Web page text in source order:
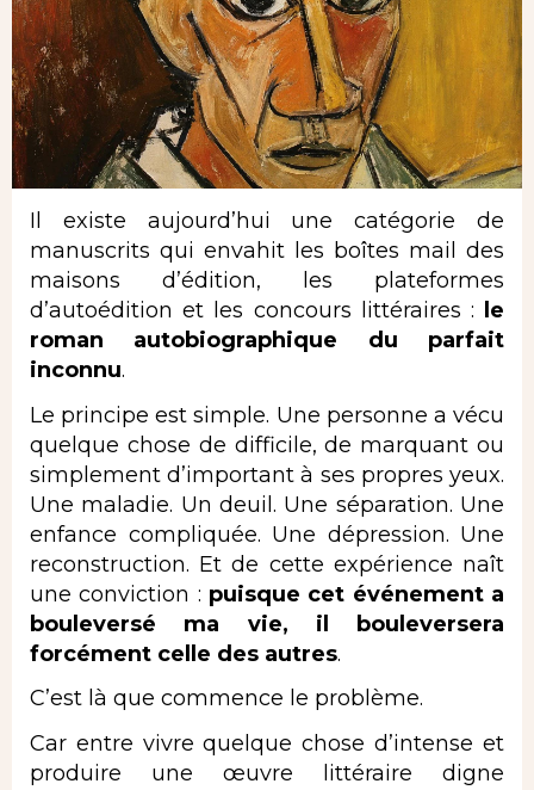
Il existe aujourd’hui une catégorie de
manuscrits qui envahit les boîtes mail des
maisons d’édition, les plateformes
d’autoédition et les concours littéraires :
le
roman autobiographique du parfait
inconnu.
Le principe est simple. Une personne a vécu
quelque chose de difficile, de marquant ou
simplement d’important à ses propres yeux.
Une maladie. Un deuil. Une séparation. Une
enfance compliquée. Une dépression. Une
reconstruction. Et de cette expérience naît
une conviction : puisque cet événement a
bouleversé ma vie, il bouleversera
forcément celle des autres.
C’est là que commence le problème.
Car entre vivre quelque chose d’intense et
produire une œuvre littéraire digne